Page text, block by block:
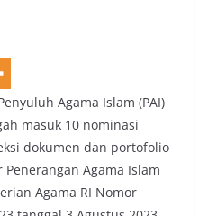
Agama Islam (PAI)
masuk 10 nominasi
dokumen dan portofolio
Agama Islam
Agama RI Nomor